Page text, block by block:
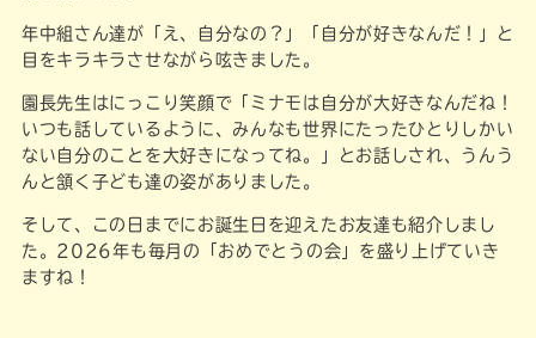
年中組さん達が「え、自分なの？」「自分が好きなんだ！」と
目をキラキラさせながら呟きました。
園長先生はにっこり笑顔で「ミナモは自分が大好きなんだね！
いつも話しているように、みんなも世界にたったひとりしかい
ない自分のことを大好きになってね。」とお話しされ、うんう
んと頷く子ども達の姿がありました。
そして、この日までにお誕生日を迎えたお友達も紹介しまし
た。2026年も毎月の「おめでとうの会」を盛り上げていき
ますね！